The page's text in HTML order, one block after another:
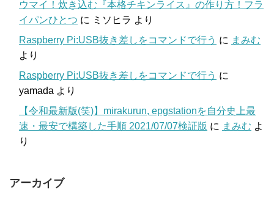
ウマイ！炊き込む『本格チキンライス』の作り方！フラ
イパンひとつ に ミソヒラ より
Raspberry Pi:USB抜き差しをコマンドで行う に まみむ
より
Raspberry Pi:USB抜き差しをコマンドで行う に
yamada より
【令和最新版(笑)】mirakurun, epgstationを自分史上最
速・最安で構築した手順 2021/07/07検証版 に まみむ よ
り
アーカイブ